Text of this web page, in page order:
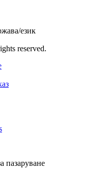
език
reserved.
пазаруване